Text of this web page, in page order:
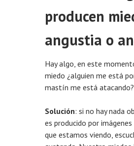
producen
angustia o
Hay algo, en este
miedo ¿alguien me está
mastín me está atacando?
Solución: si no hay nada
es producido por
que estamos viendo,